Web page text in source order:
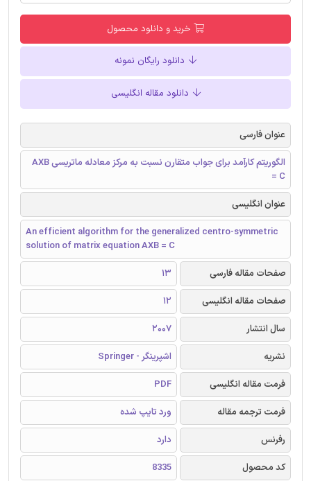
خرید و دانلود محصول
دانلود رایگان نمونه
دانلود مقاله انگلیسی
عنوان فارسی
الگوریتم کارآمد برای جواب متقارن نسبت به مرکز معادله ماتریسی AXB
= C
عنوان انگلیسی
An efficient algorithm for the generalized centro-symmetric
solution of matrix equation AXB = C
صفحات مقاله فارسی
13
صفحات مقاله انگلیسی
12
سال انتشار
2007
نشریه
اشپرینگر - Springer
فرمت مقاله انگلیسی
PDF
فرمت ترجمه مقاله
ورد تایپ شده
رفرنس
دارد
کد محصول
8335